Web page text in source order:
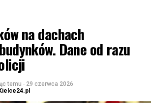
na dachach
Dane od razu
temu - 29 czerwca 2026